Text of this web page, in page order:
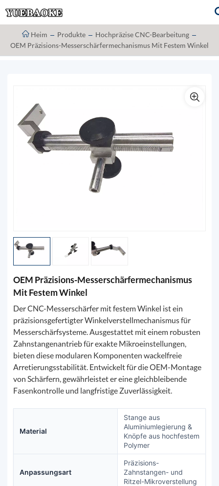
Heim Produkte
Hochpräzise CNC-Bearbeitung
OEM Präzisions-Messerschärfermechanismus Mit Festem Winkel
OEM Präzisions-Messerschärfermechanismus
Mit Festem Winkel
Der CNC-Messerschärfer mit festem Winkel ist ein
präzisionsgefertigter Winkelverstellmechanismus für
Messerschärfsysteme. Ausgestattet mit einem robusten
Zahnstangenantrieb für exakte Mikroeinstellungen,
bieten diese modularen Komponenten wackelfreie
Arretierungsstabilität. Entwickelt für die OEM-Montage
von Schärfern, gewährleistet er eine gleichbleibende
Fasenkontrolle und langfristige Zuverlässigkeit.
Material
Stange aus
Aluminiumlegierung &
Knöpfe aus hochfestem
Polymer
Anpassungsart
Präzisions-
Zahnstangen- und
Ritzel-Mikroverstellung